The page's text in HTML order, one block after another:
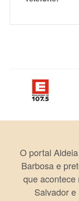
O portal
Barbosa e
que acontece
Salvador